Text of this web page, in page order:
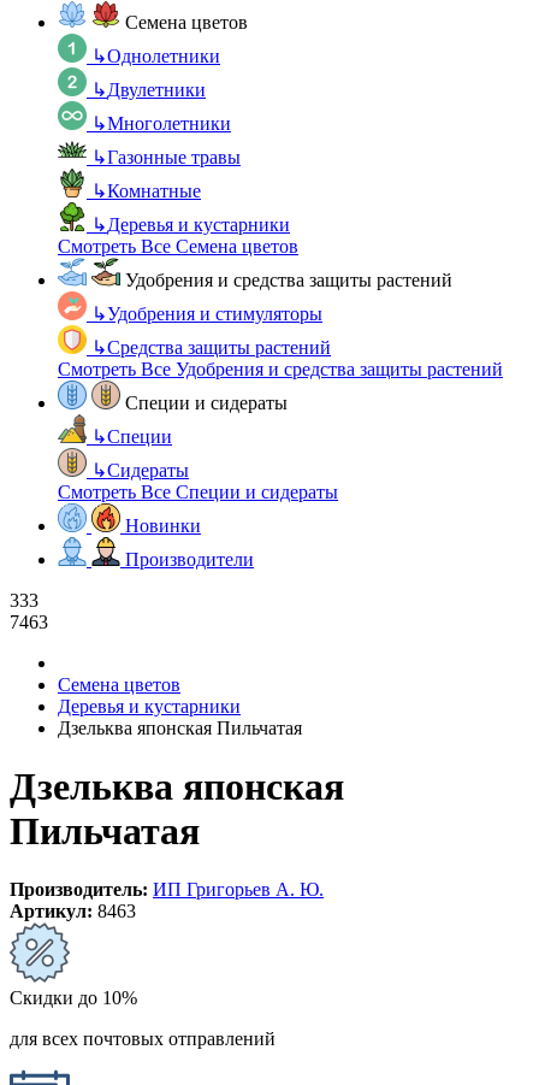
Семена цветов
↳Однолетники
↳Двулетники
↳Многолетники
↳Газонные травы
↳Комнатные
↳Деревья и кустарники
Смотреть Все Семена цветов
Удобрения и средства защиты растений
↳Удобрения и стимуляторы
↳Средства защиты растений
Смотреть Все Удобрения и средства защиты растений
Специи и сидераты
↳Специи
↳Сидераты
Смотреть Все Специи и сидераты
Новинки
Производители
333
7463
Семена цветов
Деревья и кустарники
Дзельква японская Пильчатая
Дзельква японская
Пильчатая
Производитель: ИП Григорьев А. Ю.
Артикул: 8463
Скидки до 10%
для всех почтовых отправлений